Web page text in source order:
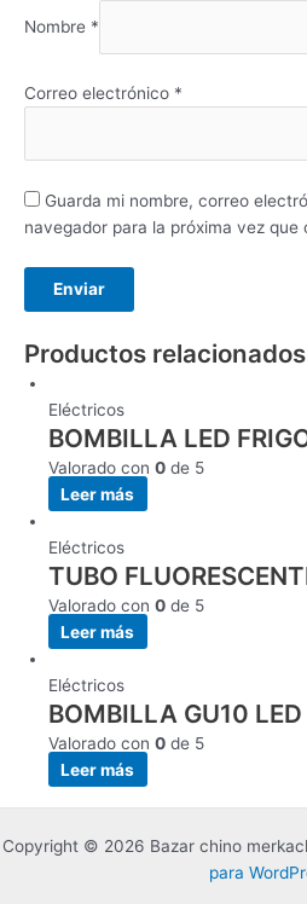
Nombre *
Correo electrónico *
Guarda mi nombre, correo
navegador para la próxima vez que
Productos relacionados
Eléctricos
BOMBILLA LED
Valorado con 0 de 5
Leer más
Eléctricos
TUBO
Valorado con 0 de 5
Leer más
Eléctricos
BOMBILLA GU10
Valorado con 0 de 5
Leer más
Copyright © 2026 Bazar chino
para